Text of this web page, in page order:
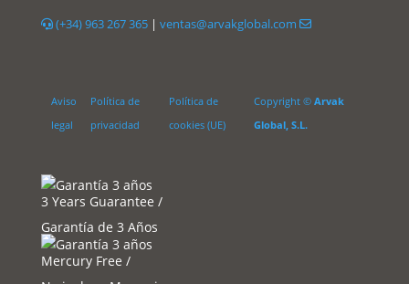
(+34) 963 267 365| ventas@arvakglobal.com
Aviso
legal
Política de
privacidad
Política de
cookies (UE)
Copyright © Arvak
Global, S.L.
3 Years Guarantee /
Garantía de 3 Años
Mercury Free /